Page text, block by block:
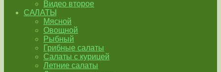
Видео второе
САЛАТЫ
Мясной
Овощной
Рыбный
Грибные салаты
Салаты с курицей
Летние салаты